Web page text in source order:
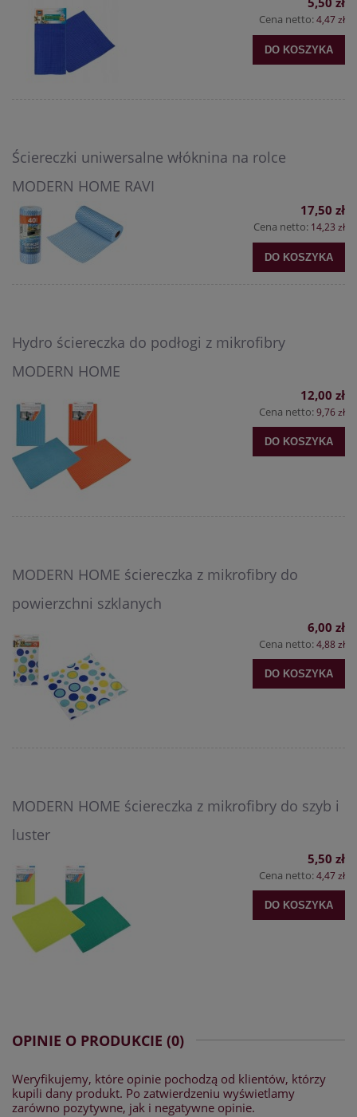
Cena netto:4,47 zł
DO KOSZYKA
Ściereczki uniwersalne włóknina na rolce
MODERN HOME RAVI
17,50 zł
Cena netto: 14,23 zł
DO KOSZYKA
Hydro ściereczka do podłogi z mikrofibry
MODERN HOME
12,00 zł
Cena netto:9,76 zł
DO KOSZYKA
MODERN HOME ściereczka z mikrofibry do
powierzchni szklanych
6,00 zł
Cena netto:4,88 zł
DO KOSZYKA
MODERN HOME ściereczka z mikrofibry do szyb i
luster
5,50 zł
Cena netto:4,47 zł
DO KOSZYKA
OPINIE O PRODUKCIE (0)
Weryfikujemy, które opinie pochodzą od klientów, którzy
kupili dany produkt. Po zatwierdzeniu wyświetlamy
zarówno pozytywne, jak i negatywne opinie.